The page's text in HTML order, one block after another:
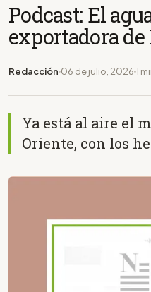
Podcast: El
exportadora de
Redacción 06 de julio, 2026 1
Ya está al aire el
Oriente, con los